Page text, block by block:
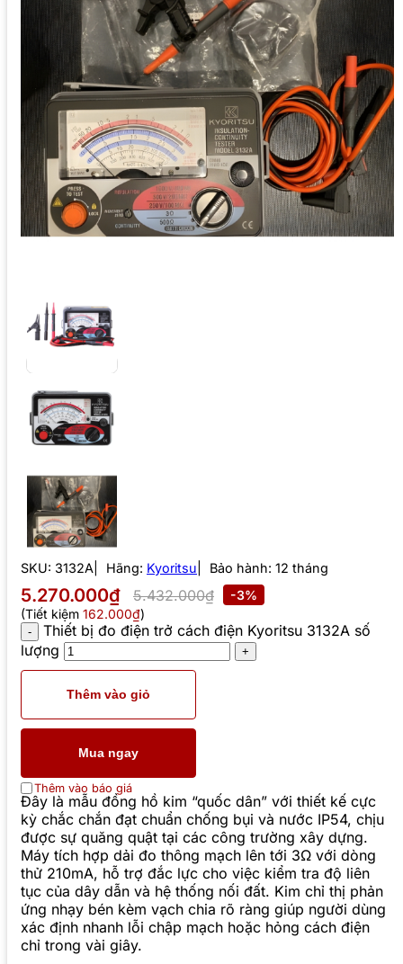
SKU: 3132A Hãng: Kyoritsu Bảo hành: 12 tháng
5.270.000₫ 5.432.000₫
-3%
(Tiết kiệm 162.000₫)
Thiết bị đo điện trở cách điện Kyoritsu 3132A số
lượng
Thêm vào giỏ
Mua ngay
Thêm vào báo giá
Đây là mẫu đồng hồ kim “quốc dân” với thiết kế cực
kỳ chắc chắn đạt chuẩn chống bụi và nước IP54, chịu
được sự quăng quật tại các công trường xây dựng.
Máy tích hợp dải đo thông mạch lên tới 3Ω với dòng
thử 210mA, hỗ trợ đắc lực cho việc kiểm tra độ liên
tục của dây dẫn và hệ thống nối đất. Kim chỉ thị phản
ứng nhạy bén kèm vạch chia rõ ràng giúp người dùng
xác định nhanh lỗi chập mạch hoặc hỏng cách điện
chỉ trong vài giây.